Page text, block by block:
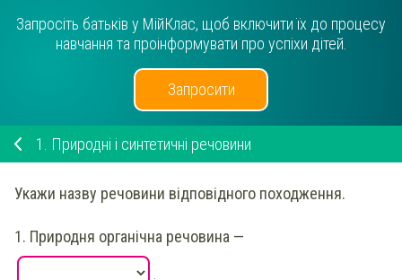
Запросіть батьків у МійКлас, щоб включити їх до процесу
навчання та проінформувати про успіхи дітей.
Запросити
1. Природні і синтетичні речовини
Укажи назву речовини відповідного походження.
1. Природня органічна речовина —